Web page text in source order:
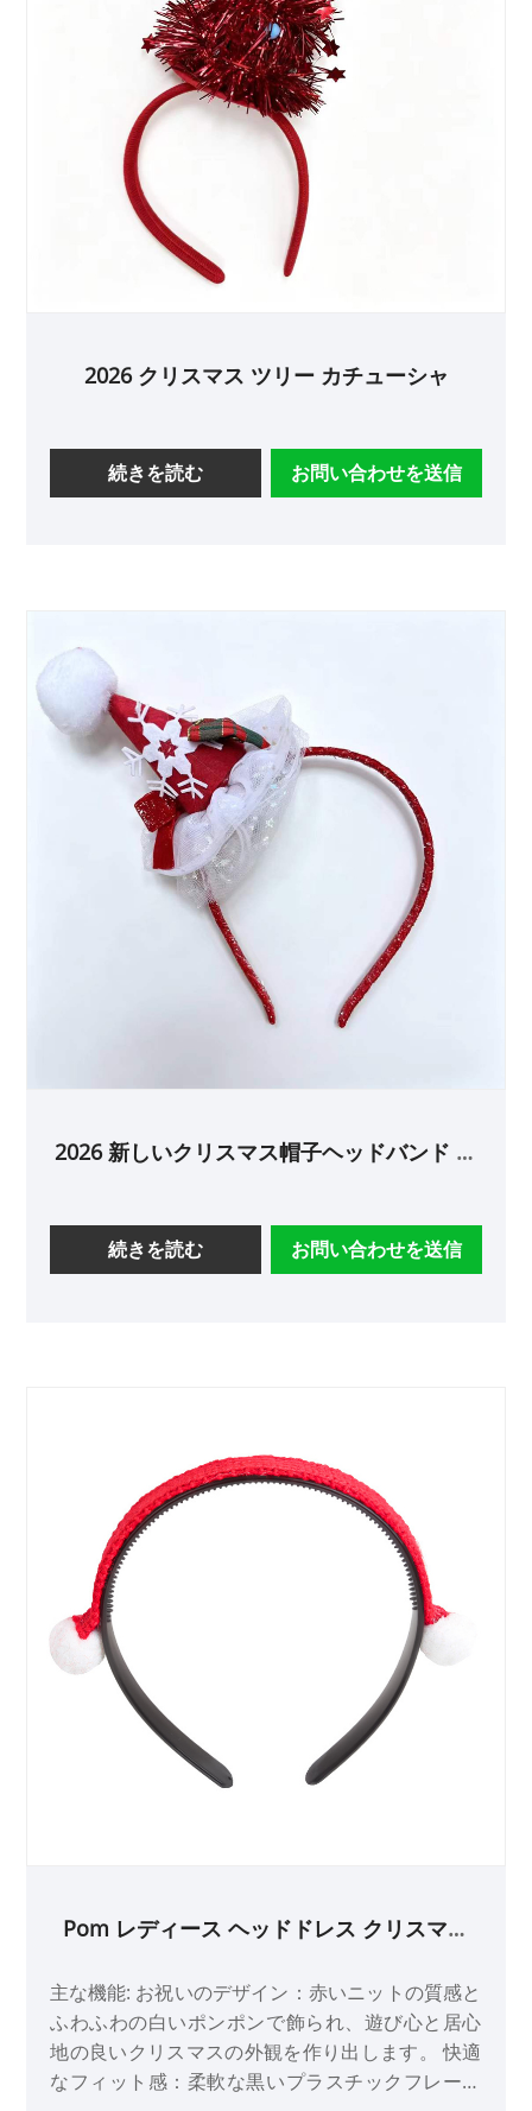
2026 クリスマス ツリー カチューシャ
続きを読む お問い合わせを送信
2026 新しいクリスマス帽子ヘッドバンド ラ
続きを読む お問い合わせを送信
Pom レディース ヘッドドレス クリスマス
主な機能: お祝いのデザイン：赤いニットの質感と
ふわふわの白いポンポンで飾られ、遊び心と居心
地の良いクリスマスの外観を作り出します。 快適
なフィット感：柔軟な黒いプラスチックフレーム